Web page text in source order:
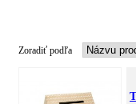
Zoradiť podľa